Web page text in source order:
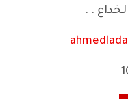
. .